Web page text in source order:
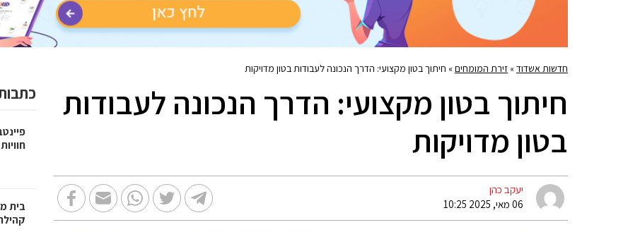
חדשות אשדוד» זירת המומחים» חיתוך בטון מקצועי: הדרך הנכונה לעבודות בטון מדויקות
חיתוך בטון מקצועי: הדרך הנכונה לעבודות
בטון מדויקות
יעקב כהן
06 מאי, 2025 10:25
בית